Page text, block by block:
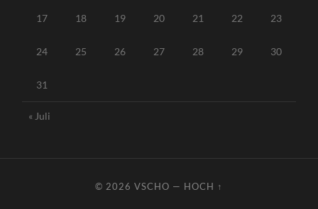
17 18 19 20 21 22 23
24 25 26 27 28 29 30
31
« Juli
© 2026 VSCHO — HOCH ↑